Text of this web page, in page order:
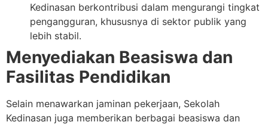
Kedinasan berkontribusi dalam mengurangi tingkat
pengangguran, khususnya di sektor publik yang
lebih stabil.
Menyediakan Beasiswa dan
Fasilitas Pendidikan
Selain menawarkan jaminan pekerjaan, Sekolah
Kedinasan juga memberikan berbagai beasiswa dan